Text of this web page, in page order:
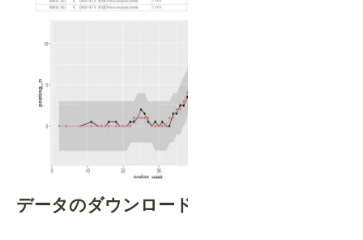
データのダウンロード・2次利用も簡単